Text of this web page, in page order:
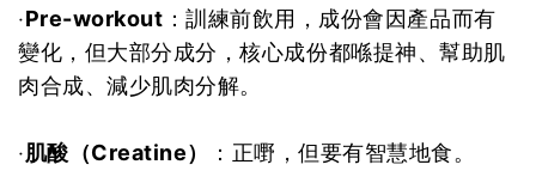
‧Pre-workout ：訓練前飲用，成份會因產品而有
變化，但大部分成分，核心成份都喺提神、幫助肌
肉合成、減少肌肉分解。
‧肌酸（Creatine） ：正嘢，但要有智慧地食。